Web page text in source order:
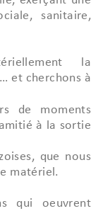
sanitaire,
la
et cherchons à
de moments
à la sortie
que nous
matériel.
qui oeuvrent